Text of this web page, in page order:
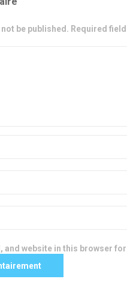
be published. Required
and website in this browser